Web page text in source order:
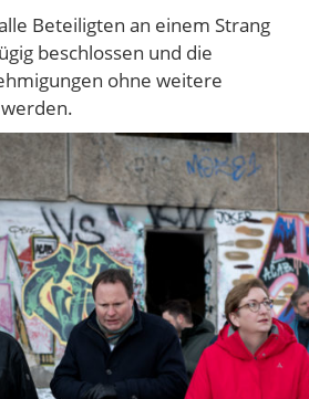
Beteiligten an einem Strang
beschlossen und die
ohne weitere